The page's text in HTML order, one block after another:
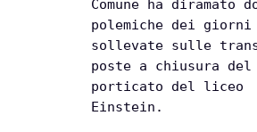
Comune ha diramato
polemiche dei giorni
sollevate sulle
poste a chiusura del
porticato del liceo
Einstein.